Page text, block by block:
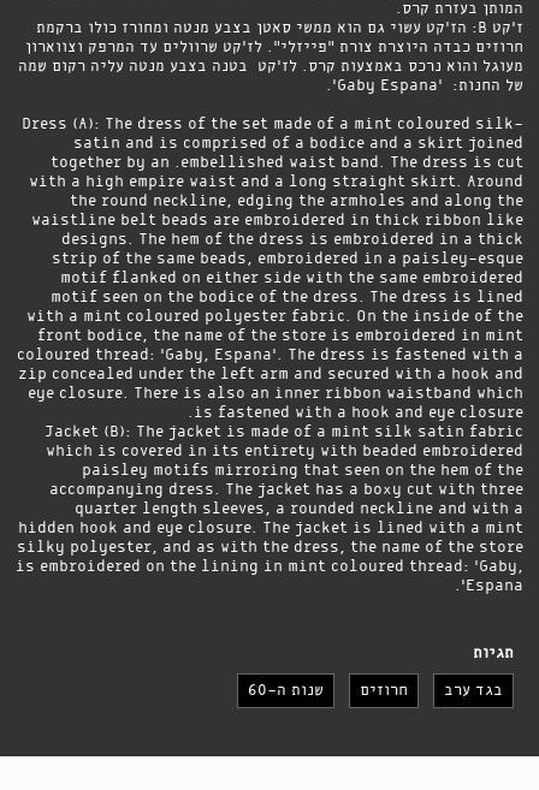
המותן בעזרת קרס.
ז'קט B: הז'קט עשוי גם הוא ממשי סאטן בצבע מנטה ומחורז כולו ברקמת
חרוזים כבדה היוצרת צורת ״פייזלי״. לז'קט שרוולים עד המרפק וצווארון
מעוגל והוא נרכס באמצעות קרס. לז׳קט בטנה בצבע מנטה עליה רקום שמה
של החנות: 'Gaby Espana׳.
Dress (A): The dress of the set made of a mint coloured silk-
satin and is comprised of a bodice and a skirt joined
together by an .embellished waist band. The dress is cut
with a high empire waist and a long straight skirt. Around
the round neckline, edging the armholes and along the
waistline belt beads are embroidered in thick ribbon like
designs. The hem of the dress is embroidered in a thick
strip of the same beads, embroidered in a paisley-esque
motif flanked on either side with the same embroidered
motif seen on the bodice of the dress. The dress is lined
with a mint coloured polyester fabric. On the inside of the
front bodice, the name of the store is embroidered in mint
coloured thread: 'Gaby, Espana'. The dress is fastened with a
zip concealed under the left arm and secured with a hook and
eye closure. There is also an inner ribbon waistband which
is fastened with a hook and eye closure.
Jacket (B): The jacket is made of a mint silk satin fabric
which is covered in its entirety with beaded embroidered
paisley motifs mirroring that seen on the hem of the
accompanying dress. The jacket has a boxy cut with three
quarter length sleeves, a rounded neckline and with a
hidden hook and eye closure. The jacket is lined with a mint
silky polyester, and as with the dress, the name of the store
is embroidered on the lining in mint coloured thread: 'Gaby,
Espana'.
תגיות
בגד ערב חרוזים שנות ה-60